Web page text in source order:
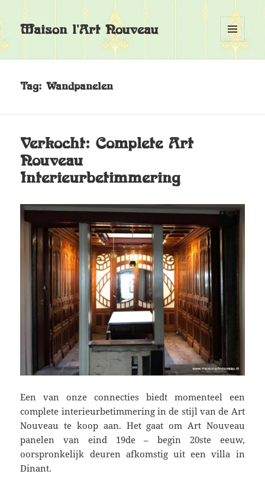
Maison l'Art Nouveau
MENU
EN
Tag:Wandpanelen
Verkocht: Complete Art
Nouveau
Interieurbetimmering
Een van onze connecties biedt momenteel een
complete interieurbetimmering in de stijl van de Art
Nouveau te koop aan. Het gaat om Art Nouveau
panelen van eind 19de – begin 20ste eeuw,
oorspronkelijk deuren afkomstig uit een villa in
Dinant.